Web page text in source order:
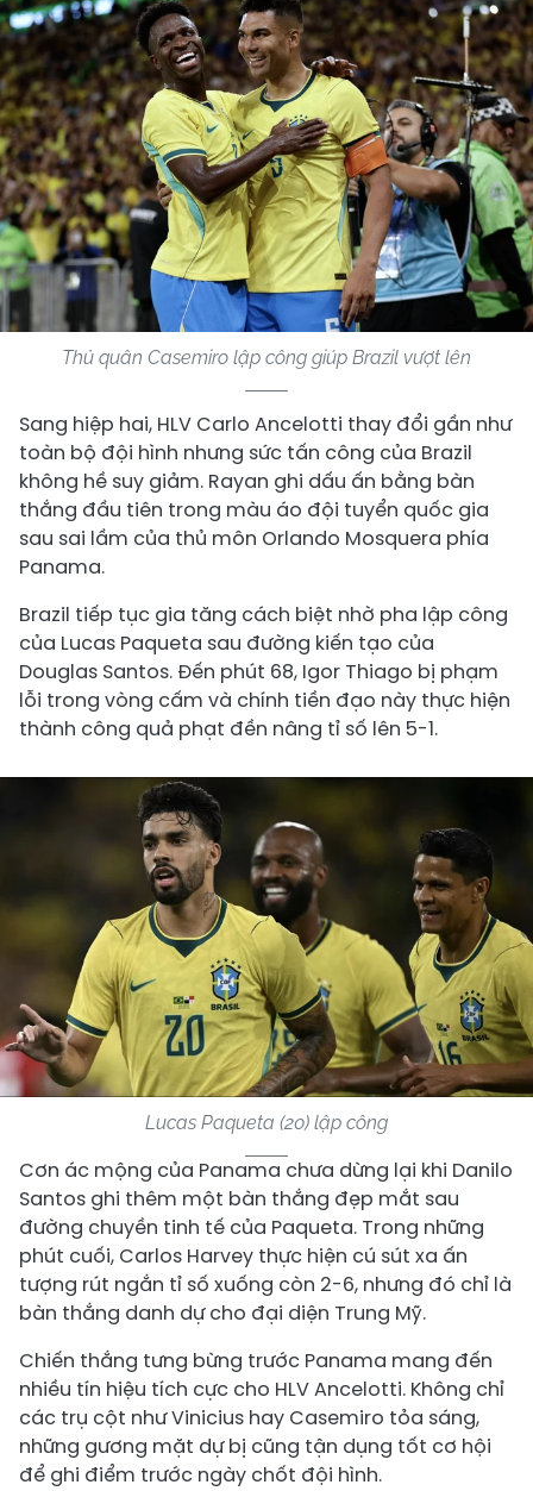
Thủ quân Casemiro lập công giúp Brazil vượt lên
Sang hiệp hai, HLV Carlo Ancelotti thay đổi gần như
toàn bộ đội hình nhưng sức tấn công của Brazil
không hề suy giảm. Rayan ghi dấu ấn bằng bàn
thắng đầu tiên trong màu áo đội tuyển quốc gia
sau sai lầm của thủ môn Orlando Mosquera phía
Panama.
Brazil tiếp tục gia tăng cách biệt nhờ pha lập công
của Lucas Paqueta sau đường kiến tạo của
Douglas Santos. Đến phút 68, Igor Thiago bị phạm
lỗi trong vòng cấm và chính tiền đạo này thực hiện
thành công quả phạt đền nâng tỉ số lên 5-1.
Lucas Paqueta (20) lập công
Cơn ác mộng của Panama chưa dừng lại khi Danilo
Santos ghi thêm một bàn thắng đẹp mắt sau
đường chuyền tinh tế của Paqueta. Trong những
phút cuối, Carlos Harvey thực hiện cú sút xa ấn
tượng rút ngắn tỉ số xuống còn 2-6, nhưng đó chỉ là
bàn thắng danh dự cho đại diện Trung Mỹ.
Chiến thắng tưng bừng trước Panama mang đến
nhiều tín hiệu tích cực cho HLV Ancelotti. Không chỉ
các trụ cột như Vinicius hay Casemiro tỏa sáng,
những gương mặt dự bị cũng tận dụng tốt cơ hội
để ghi điểm trước ngày chốt đội hình.